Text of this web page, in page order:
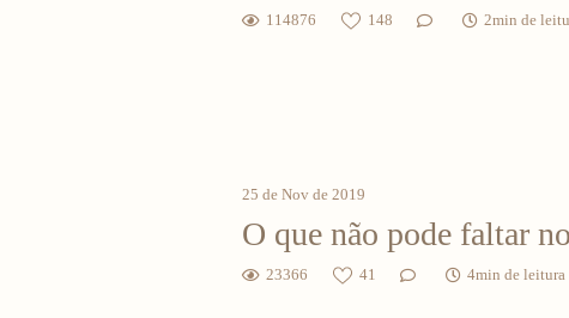
114876 148 2min de
25 de Nov de 2019
O que não pode faltar
23366 41 4min de leitura